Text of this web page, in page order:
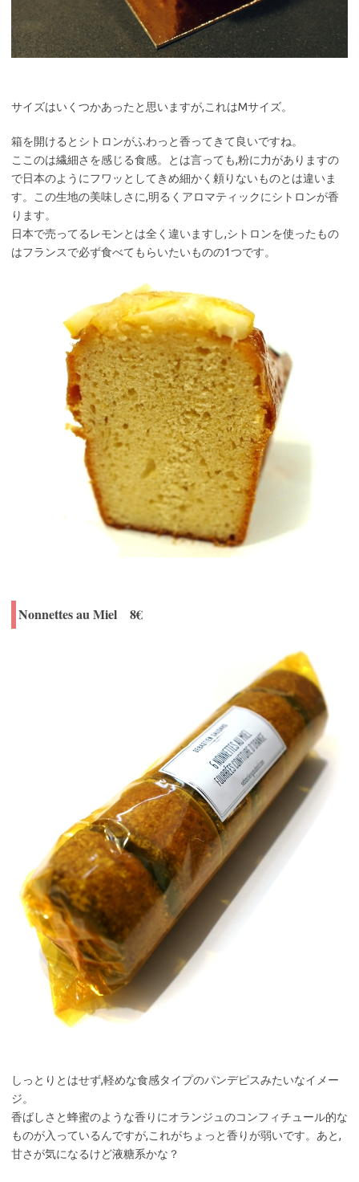
サイズはいくつかあったと思いますが,これはMサイズ。
箱を開けるとシトロンがふわっと香ってきて良いですね。
ここのは繊細さを感じる食感。とは言っても,粉に力がありますの
で日本のようにフワッとしてきめ細かく頼りないものとは違いま
す。この生地の美味しさに,明るくアロマティックにシトロンが香
ります。
日本で売ってるレモンとは全く違いますし,シトロンを使ったもの
はフランスで必ず食べてもらいたいものの1つです。
Nonnettes au Miel 8€
しっとりとはせず,軽めな食感タイプのパンデピスみたいなイメー
ジ。
香ばしさと蜂蜜のような香りにオランジュのコンフィチュール的な
ものが入っているんですが,これがちょっと香りが弱いです。あと,
甘さが気になるけど液糖系かな？